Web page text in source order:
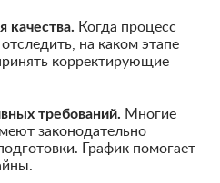
качества. Когда процесс
на каком этапе
корректирующие
требований. Многие
законодательно
График помогает